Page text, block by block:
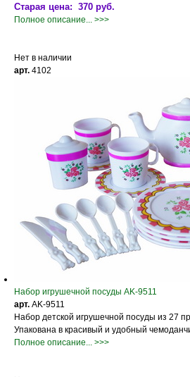
Старая цена: 370 руб.
Полное описание... >>>
Нет в наличии
арт. 4102
Набор игрушечной посуды AK-9511
арт. AK-9511
Набор детской игрушечной посуды из 27
Упакована в красивый и удобный
Полное описание... >>>